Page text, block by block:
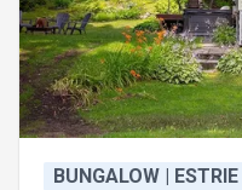
BUNGALOW | ESTRIE